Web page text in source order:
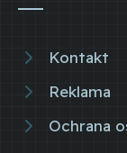
Kontakt
Reklama
Ochrana